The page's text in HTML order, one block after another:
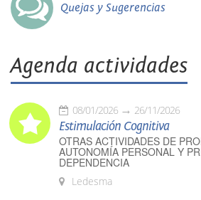
Quejas y Sugerencias
Agenda actividades
08/01/2026 26/11/2026
Estimulación Cognitiva
OTRAS ACTIVIDADES DE
AUTONOMÍA PERSONAL Y
DEPENDENCIA
Ledesma